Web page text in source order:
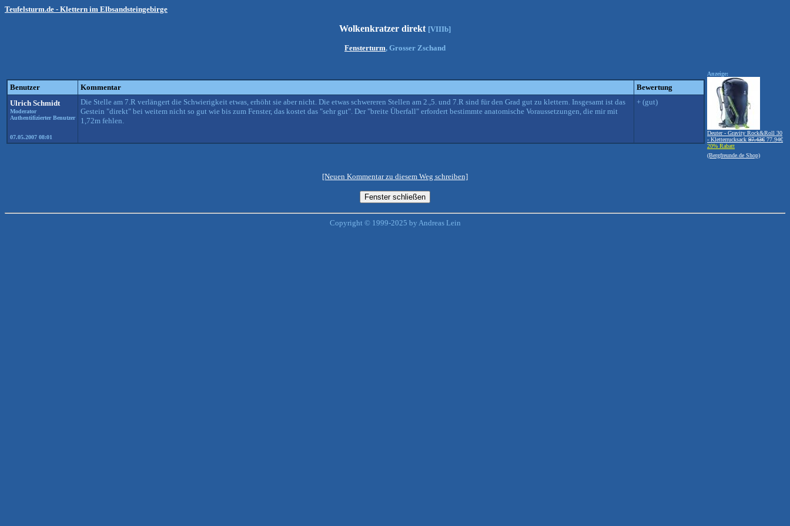
Teufelsturm.de - Klettern im Elbsandsteingebirge
Wolkenkratzer direkt [VIIIb]
Fensterturm, Grosser Zschand
Benutzer Kommentar
Bewertung
Ulrich Schmidt
Moderator
Authentifizierter Benutzer
07.05.2007 08:01
Die Stelle am 7.R verlängert die Schwierigkeit etwas, erhöht sie aber nicht. Die etwas schwereren Stellen am 2.,5. und 7.R sind für den Grad gut zu klettern. Insgesamt ist das
Gestein "direkt" bei weitem nicht so gut wie bis zum Fenster, das kostet das "sehr gut". Der "breite Überfall" erfordert bestimmte anatomische Voraussetzungen, die mir mit
1,72m fehlen.
+ (gut)
Anzeige:
Deuter - Gravity Rock&Roll 30
- Kletterrucksack 97.43€ 77.94€
20% Rabatt
(Bergfreunde.de Shop)
[Neuen Kommentar zu diesem Weg schreiben]
Copyright © 1999-2025 by Andreas Lein